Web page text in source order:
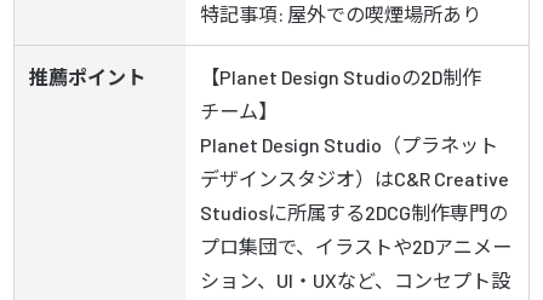
特記事項: 屋外での喫煙場所あり
推薦ポイント
【Planet Design Studio​の2D制作
チーム】
Planet Design Studio（プラネット
デザインスタジオ）はC&R Creative
Studiosに所属する2DCG制作専門の
プロ集団で、イラストや2Dアニメー
ション、UI・UXなど、コンセプト設